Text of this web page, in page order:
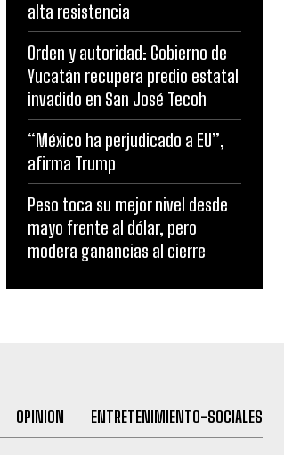
alta resistencia
Orden y autoridad: Gobierno de
Yucatán recupera predio estatal
invadido en San José Tecoh
“México ha perjudicado a EU”,
afirma Trump
Peso toca su mejor nivel desde
mayo frente al dólar, pero
modera ganancias al cierre
OPINION ENTRETENIMIENTO-SOCIALES